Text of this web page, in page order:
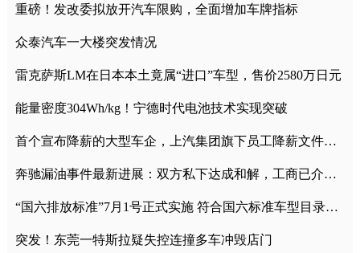
重磅！发改委拟放开汽车限购，全面增加车牌指标
众泰汽车一大楼突发情况
雷克萨斯LM在日本本土竟属“进口”车型，售价2580万日元
能量密度304Wh/kg！宁德时代电池技术实现突破
首个宣布降薪的大型车企，上汽集团旗下员工降薪文件曝光
奔驰漏油事件最新进展：双方私下达成和解，工商已介入调查
“国六排放标准”7月1号正式实施 符合国六标准车型目录一览
突发！东莞一特斯拉疑失控连撞多车冲毁店门